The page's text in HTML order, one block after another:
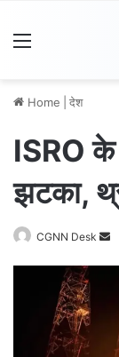
Home देश
ISRO के
झटका,
CGNN Desk